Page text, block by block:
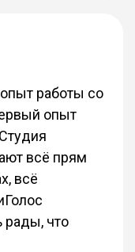
работы со
опыт
всё прям
всё
рады, что